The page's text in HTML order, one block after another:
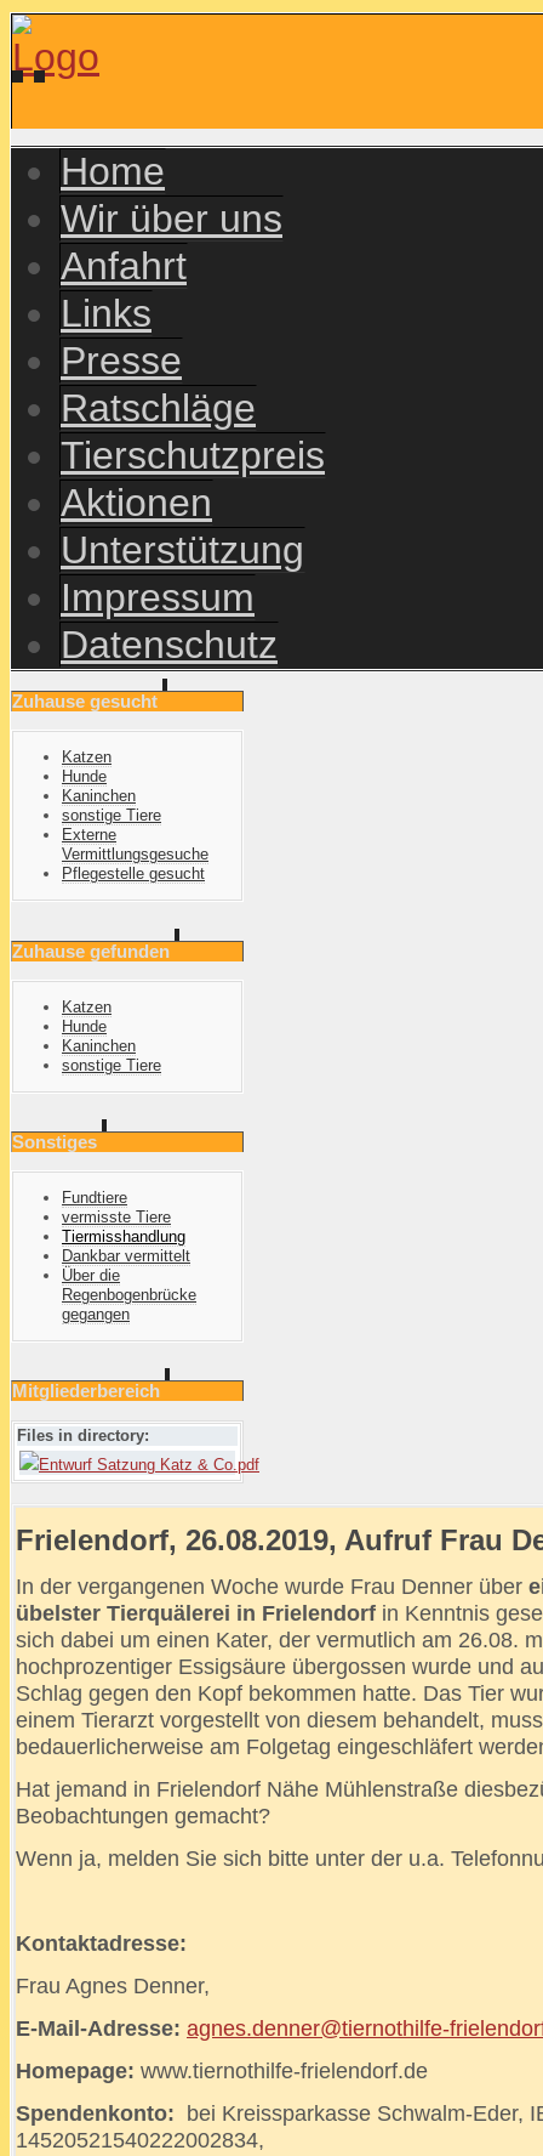
Home
Wir über uns
Anfahrt
Links
Presse
Ratschläge
Tierschutzpreis
Aktionen
Unterstützung
Impressum
Datenschutz
Zuhause gesucht
Katzen
Hunde
Kaninchen
sonstige Tiere
Externe
Vermittlungsgesuche
Pflegestelle gesucht
Zuhause gefunden
Katzen
Hunde
Kaninchen
sonstige Tiere
Sonstiges
Fundtiere
vermisste Tiere
Tiermisshandlung
Dankbar vermittelt
Über die
Regenbogenbrücke
gegangen
Mitgliederbereich
Files in directory:
Entwurf Satzung Katz & Co.pdf
Frielendorf, 26.08.2019, Aufruf Frau
In der vergangenen Woche wurde Frau Denner über
übelster Tierquälerei in Frielendorf in Kenntnis
sich dabei um einen Kater, der vermutlich am 26.08.
hochprozentiger Essigsäure übergossen wurde und
Schlag gegen den Kopf bekommen hatte. Das Tier
einem Tierarzt vorgestellt von diesem behandelt,
bedauerlicherweise am Folgetag eingeschläfert
Hat jemand in Frielendorf Nähe Mühlenstraße
Beobachtungen gemacht?
Wenn ja, melden Sie sich bitte unter der u.a.
Kontaktadresse:
Frau Agnes Denner,
E-Mail-Adresse: agnes.denner@tiernothilfe-
Homepage: www.tiernothilfe-frielendorf.de
Spendenkonto: bei Kreissparkasse Schwalm-Eder,
14520521540222002834,